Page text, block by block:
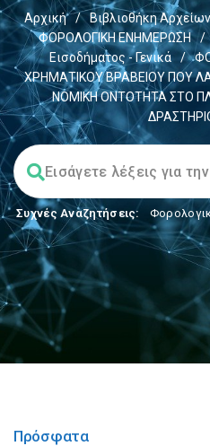
Αρχική / Βιβλιοθήκη Αρχείων
ΦΟΡΟΛΟΓΙΚΗ ΕΝΗΜΕΡΩΣΗ
/
Εισοδήματος - Γενικά
/
ΧΡΗΜΑΤΙΚΟΥ ΒΡΑΒΕΙΟΥ ΠΟΥ
ΝΟΜΙΚΗ ΟΝΤΟΤΗΤΑ ΣΤΟ
Συχνές Αναζητήσεις:
Πρόσφατα